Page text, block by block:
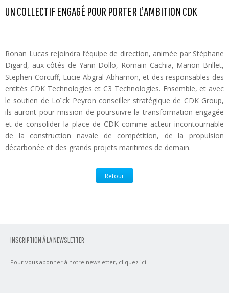
UN COLLECTIF ENGAGÉ POUR PORTER L’AMBITION CDK
Ronan Lucas rejoindra l’équipe de direction, animée par Stéphane
Digard, aux côtés de Yann Dollo, Romain Cachia, Marion Brillet,
Stephen Corcuff, Lucie Abgral-Abhamon, et des responsables des
entités CDK Technologies et C3 Technologies. Ensemble, et avec
le soutien de Loïck Peyron conseiller stratégique de CDK Group,
ils auront pour mission de poursuivre la transformation engagée
et de consolider la place de CDK comme acteur incontournable
de la construction navale de compétition, de la propulsion
décarbonée et des grands projets maritimes de demain.
Retour
INSCRIPTION À LA NEWSLETTER
Pour vous abonner à notre newsletter, cliquez ici.